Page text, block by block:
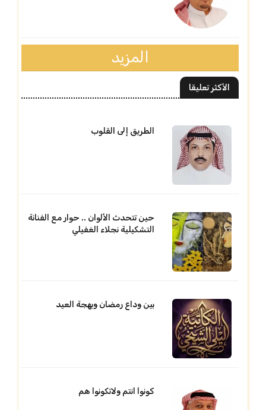
المزيد
الأكثر تعليقا
الطريق إلى القلوب
حين تتحدث الألوان .. حوار مع الفنانة
التشكيلية نجلاء الغفيلي
بين وداع رمضان وبهجة العيد
كونوا انتم ولاتكونوا هم